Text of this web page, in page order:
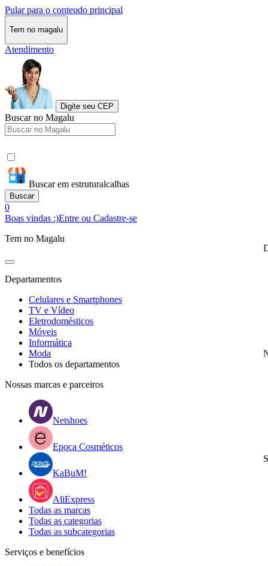
Pular para o conteudo principal
Tem no magalu
Atendimento
Digite seu CEP
Buscar no Magalu
Buscar em estruturalcalhas
Buscar
0
Boas vindas :)Entre ou Cadastre-se
Tem no Magalu
Departamentos
Celulares e Smartphones
TV e Vídeo
Eletrodomésticos
Móveis
Informática
Moda
Todos os departamentos
Nossas marcas e parceiros
Netshoes
Epoca Cosméticos
KaBuM!
AliExpress
Todas as marcas
Todas as categorias
Todas as subcategorias
Serviços e benefícios